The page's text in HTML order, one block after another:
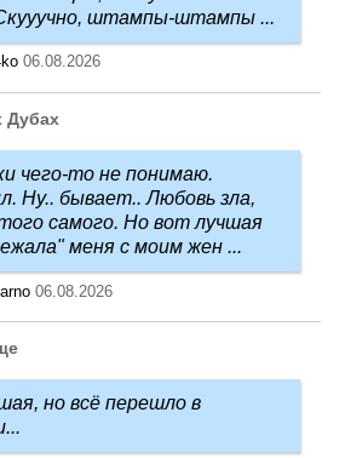
штампы-штампы ...
06.08.2026
Дубах
чего-то не понимаю.
Ну.. бывает.. Любовь зла,
самого. Но вот лучшая
меня с моим жен ...
06.08.2026
но всё перешло в